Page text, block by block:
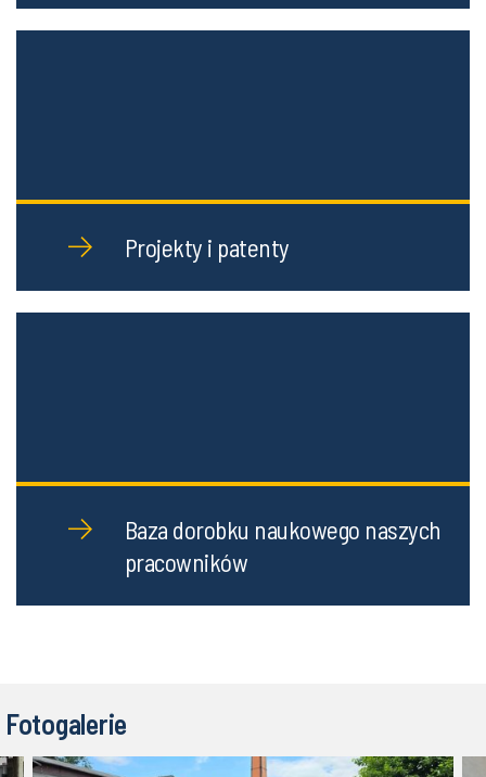
Projekty i patenty
Baza dorobku naukowego naszych
pracowników
Fotogalerie